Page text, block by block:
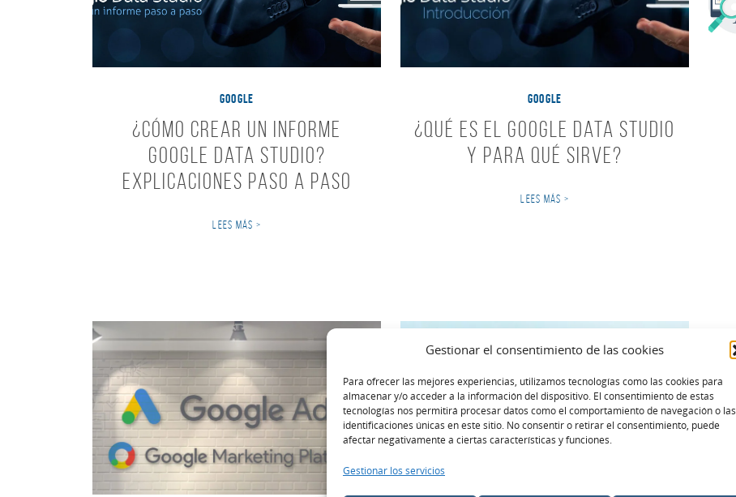
Gestionar el consentimiento de las cookies
Para ofrecer las mejores experiencias, utilizamos tecnologías como las cookies para
almacenar y/o acceder a la información del dispositivo. El consentimiento de estas
tecnologías nos permitirá procesar datos como el comportamiento de navegación o las
identificaciones únicas en este sitio. No consentir o retirar el consentimiento, puede
afectar negativamente a ciertas características y funciones.
Gestionar los servicios
GOOGLE
¿Cómo crear un informe
Google Data Studio?
Explicaciones paso a paso
LEES MÁS >
GOOGLE
¿Qué es el Google Data Studio
y para qué sirve?
LEES MÁS >